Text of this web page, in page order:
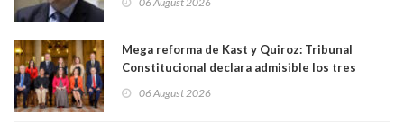
antecedentes a Tribunal Supremo
Mega reforma de Kast y Quiroz: Tribunal
Constitucional declara admisible los tres
06 August 2026